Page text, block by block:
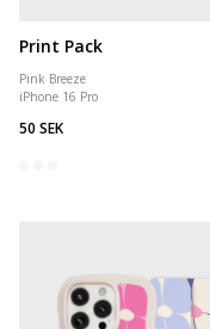
Print Pack
Pink Breeze
iPhone 16 Pro
50 SEK